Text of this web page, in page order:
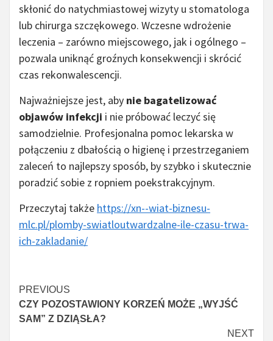
skłonić do natychmiastowej wizyty u stomatologa
lub chirurga szczękowego. Wczesne wdrożenie
leczenia – zarówno miejscowego, jak i ogólnego –
pozwala uniknąć groźnych konsekwencji i skrócić
czas rekonwalescencji.
Najważniejsze jest, aby nie bagatelizować
objawów infekcji i nie próbować leczyć się
samodzielnie. Profesjonalna pomoc lekarska w
połączeniu z dbałością o higienę i przestrzeganiem
zaleceń to najlepszy sposób, by szybko i skutecznie
poradzić sobie z ropniem poekstrakcyjnym.
Przeczytaj także https://xn--wiat-biznesu-
mlc.pl/plomby-swiatloutwardzalne-ile-czasu-trwa-
ich-zakladanie/
Czytaj
więcej
PREVIOUS
CZY POZOSTAWIONY KORZEŃ MOŻE „WYJŚĆ
SAM” Z DZIĄSŁA?
NEXT